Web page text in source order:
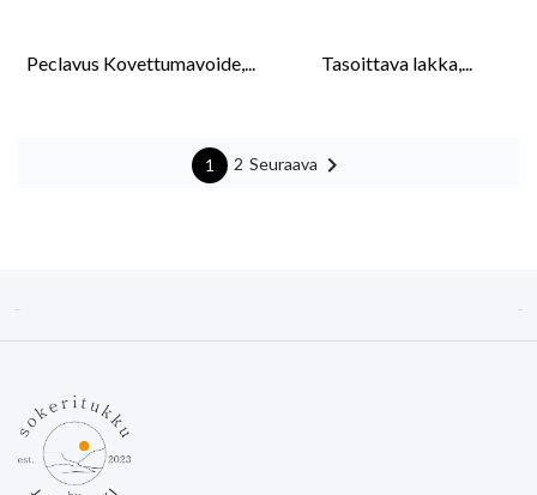
Peclavus Kovettumavoide,... Tasoittava lakka,...
1 2 Seuraava 
 